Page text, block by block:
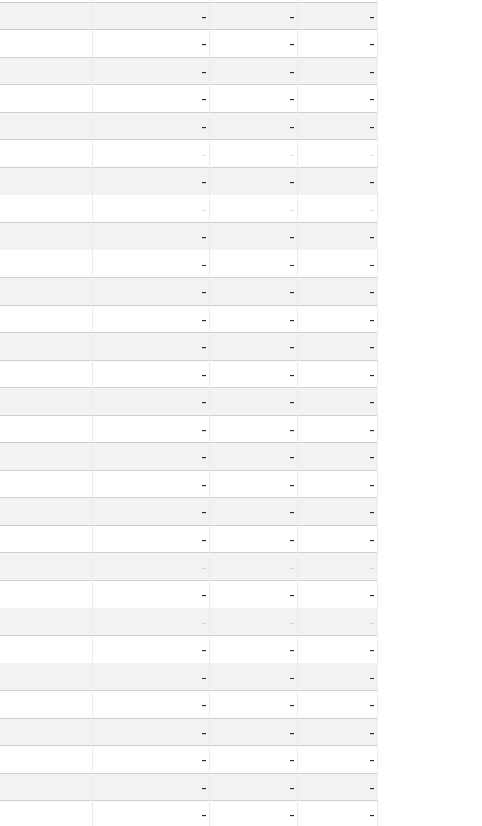
- -
-
- -
-
- -
-
- -
-
- -
-
- -
-
- -
-
- -
-
- -
-
- -
-
- -
-
- -
-
- -
-
- -
-
- -
-
- -
-
- -
-
- -
-
- -
-
- -
-
- -
-
- -
-
- -
-
- -
-
- -
-
- -
-
- -
-
- -
-
- -
-
- -
-